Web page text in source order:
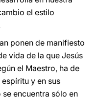
el estilo
ponen de manifiesto
vida de la que Jesús
el Maestro, ha de
y en sus
encuentra sólo en